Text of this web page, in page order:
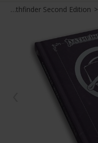
Pathfinder Second Edition>